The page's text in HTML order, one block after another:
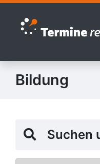
Zur Navigation springen
Zum Inhalt springen
Bildung
Suchen